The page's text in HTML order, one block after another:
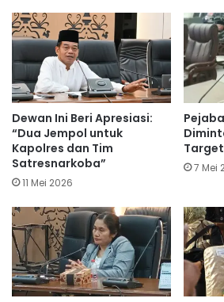
Dewan Ini Beri Apresiasi:
“Dua Jempol untuk
Kapolres dan Tim
Satresnarkoba”
11 Mei 2026
7 Mei